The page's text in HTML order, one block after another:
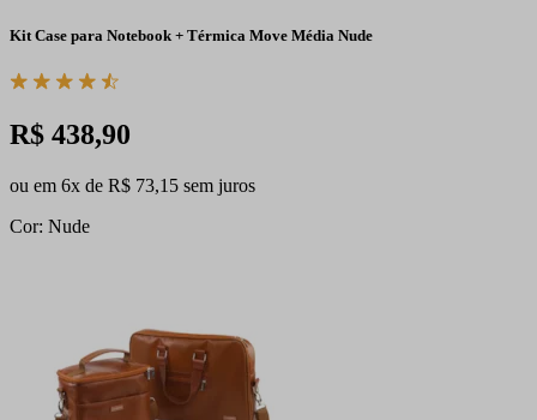
Kit Case para Notebook + Térmica Move Média Nude
R$ 438,90
ou em 6x de R$ 73,15 sem juros
Cor: Nude